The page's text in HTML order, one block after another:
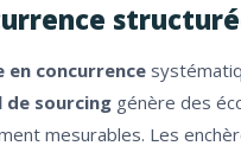
en concurrence
de sourcing génère des
mesurables. Les